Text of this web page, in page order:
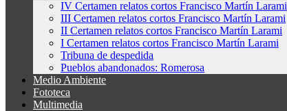
IV Certamen relatos cortos Francisco Martín Larami
III Certamen relatos cortos Francisco Martín Larami
II Certamen relatos cortos Francisco Martín Larami
I Certamen relatos cortos Francisco Martín Larami
Tribuna de despedida
Pueblos abandonados: Romerosa
Medio Ambiente
Fototeca
Multimedia